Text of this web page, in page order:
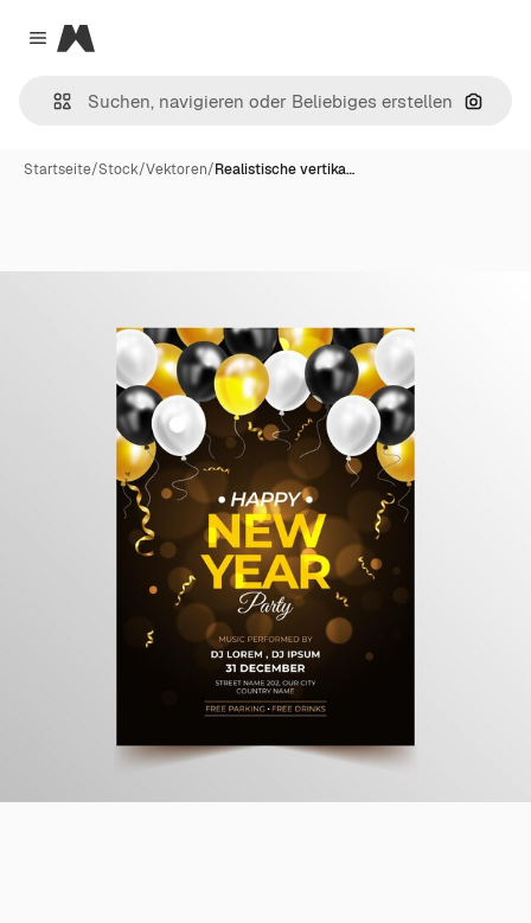
Close menu
Magnific
Nach
Startseite/Stock/Vektoren/Realistische vertika…